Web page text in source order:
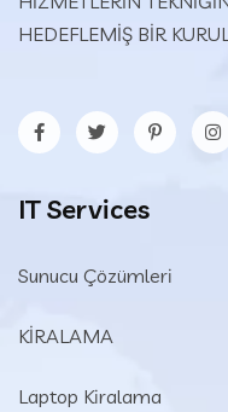
HEDEFLEMİŞ BİR
IT Services
Sunucu Çözümleri
KİRALAMA
Laptop Kiralama